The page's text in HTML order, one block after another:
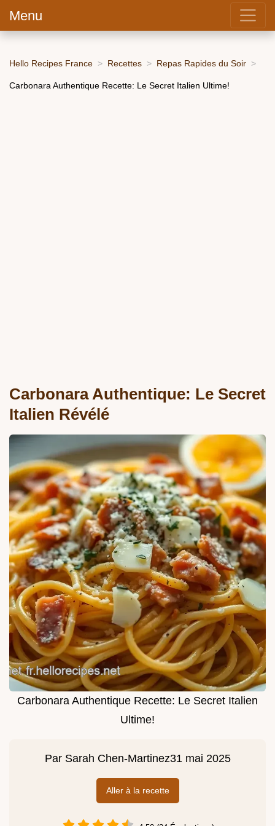
Menu
Hello Recipes France Recettes Repas Rapides du Soir
Carbonara Authentique Recette: Le Secret Italien Ultime!
Carbonara Authentique: Le Secret
Italien Révélé
Carbonara Authentique Recette: Le Secret Italien
Ultime!
Par Sarah Chen-Martinez31 mai 2025
Aller à la recette